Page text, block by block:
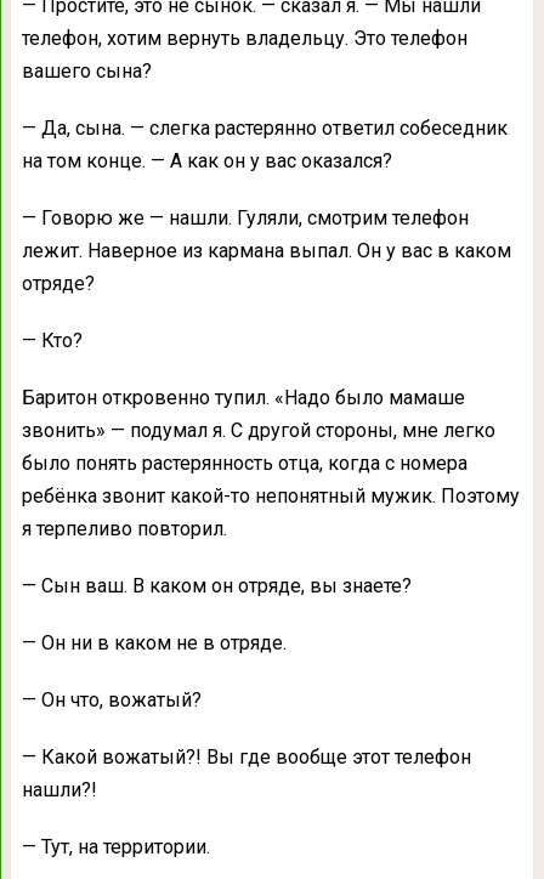
— Простите, это не сынок. — сказал я. — Мы нашли
телефон, хотим вернуть владельцу. Это телефон
вашего сына?
— Да, сына. — слегка растерянно ответил собеседник
на том конце. — А как он у вас оказался?
— Говорю же — нашли. Гуляли, смотрим телефон
лежит. Наверное из кармана выпал. Он у вас в каком
отряде?
— Кто?
Баритон откровенно тупил. «Надо было мамаше
звонить» — подумал я. С другой стороны, мне легко
было понять растерянность отца, когда с номера
ребёнка звонит какой-то непонятный мужик. Поэтому
я терпеливо повторил.
— Сын ваш. В каком он отряде, вы знаете?
— Он ни в каком не в отряде.
— Он что, вожатый?
— Какой вожатый?! Вы где вообще этот телефон
нашли?!
— Тут, на территории.